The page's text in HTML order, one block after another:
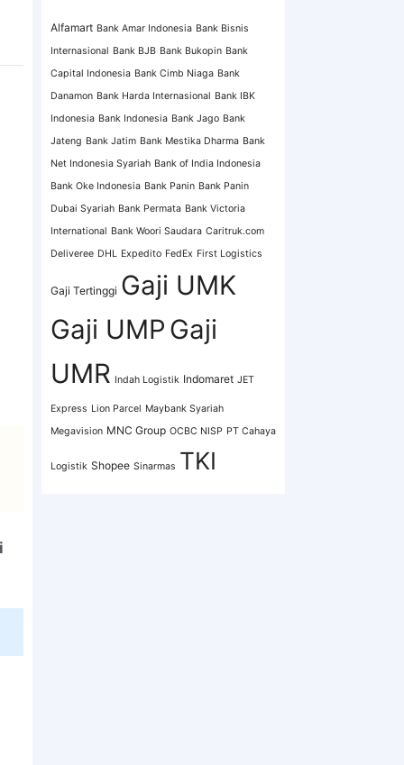
Alfamart Bank Amar Indonesia Bank Bisnis
Internasional Bank BJB Bank Bukopin Bank
Capital Indonesia Bank Cimb Niaga Bank
Danamon Bank Harda Internasional Bank IBK
Indonesia Bank Indonesia Bank Jago Bank
Jateng Bank Jatim Bank Mestika Dharma Bank
Net Indonesia Syariah Bank of India Indonesia
Bank Oke Indonesia Bank Panin Bank Panin
Dubai Syariah Bank Permata Bank Victoria
International Bank Woori Saudara Caritruk.com
Deliveree DHL Expedito FedEx First Logistics
Gaji Tertinggi Gaji UMK
Gaji UMP Gaji
UMR Indah Logistik Indomaret JET
Express Lion Parcel Maybank Syariah
Megavision MNC Group OCBC NISP PT Cahaya
Logistik Shopee Sinarmas TKI